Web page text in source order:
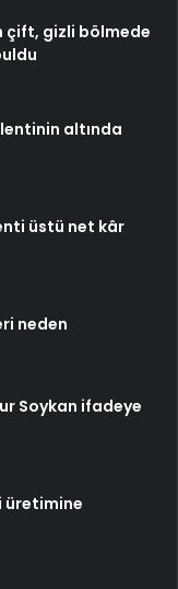
çift, gizli bölmede
altında
üstü net kâr
neden
Soykan ifadeye
üretimine